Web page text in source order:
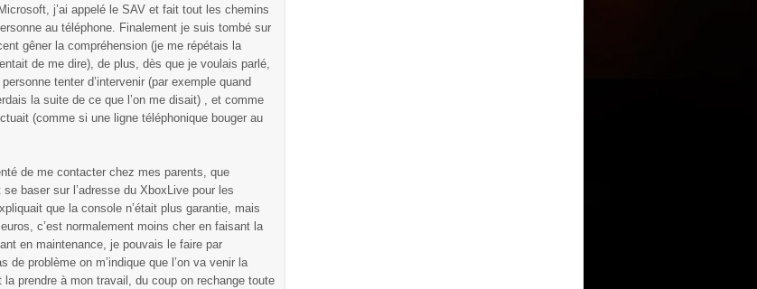
j’ai appelé le SAV et fait tout les chemins
au téléphone. Finalement je suis tombé sur
gêner la compréhension (je me répétais la
de me dire), de plus, dès que je voulais parlé,
tenter d’intervenir (par exemple quand
la suite de ce que l’on me disait) , et comme
(comme si une ligne téléphonique bouger au
de me contacter chez mes parents, que
se baser sur l’adresse du XboxLive pour les
que la console n’était plus garantie, mais
c’est normalement moins cher en faisant la
en maintenance, je pouvais le faire par
problème on m’indique que l’on va venir la
prendre à mon travail, du coup on rechange toute